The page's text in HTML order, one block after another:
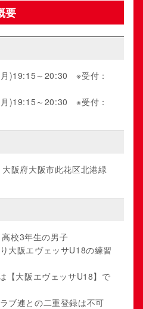
要
)19:15～20:30 ※受付：
)19:15～20:30 ※受付：
阪府大阪市此花区北港緑
校3年生の男子
大阪エヴェッサU18の練習
【大阪エヴェッサU18】で
ブ連との二重登録は不可